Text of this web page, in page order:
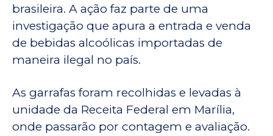
brasileira. A ação faz parte de uma
investigação que apura a entrada e venda
de bebidas alcoólicas importadas de
maneira ilegal no país.
As garrafas foram recolhidas e levadas à
unidade da Receita Federal em Marília,
onde passarão por contagem e avaliação.